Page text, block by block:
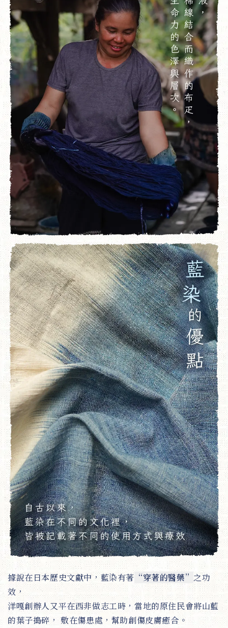
據說在日本歷史文獻中，藍染有著 “穿著的醫藥” 之功
效，
洋嘎創辦人又平在西非做志工時，當地的原住民會將山藍
的葉子搗碎， 敷在傷患處，幫助創傷皮膚癒合。